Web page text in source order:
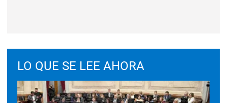
LO QUE SE LEE AHORA